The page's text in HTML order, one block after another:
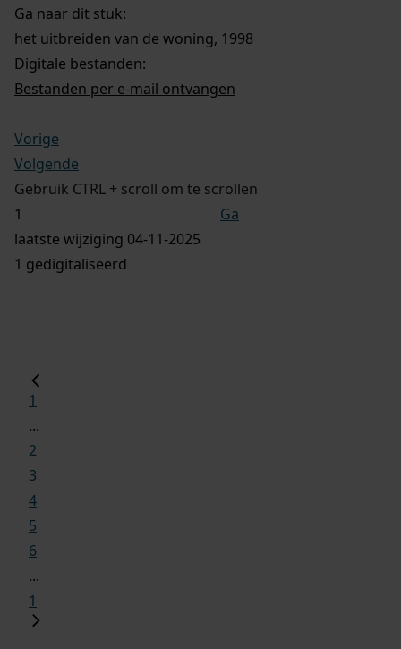
Ga naar dit stuk:
het uitbreiden van de woning, 1998
Digitale bestanden:
Bestanden per e-mail ontvangen
Vorige
Volgende
Gebruik CTRL + scroll om te scrollen
Ga
laatste wijziging 04-11-2025
1 gedigitaliseerd
1
...
2
3
4
5
6
...
1